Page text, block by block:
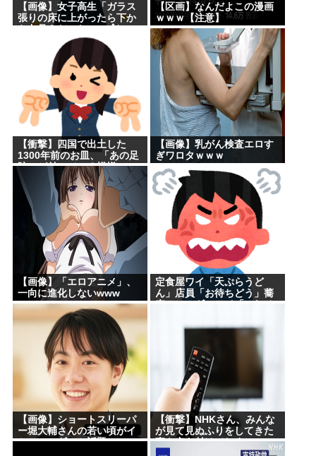
【画像】女子高生「ガラス
張りの床に上がったら下か
ら丸見えだったｗ」ﾊﾟｼｬ
【区画】なんだよこの漫画
ｗｗｗ【注意】
【衝撃】四国で出土した
1300年前のお皿、「あの足
跡」が付いている模様www
【画像】乳がん検査エロす
ぎワロタｗｗｗ
【画像】「エロアニメ」、
一向に進化しないwww
定食屋ワイ「天ぷらうど
ん」店員「お待ちどう」蕎
麦アレルギーワイ「これそ
初に言わなかったワイが悪
【画像】ショートスリーパ
ー堀大輔さんの若い頃がイ
ケメンスギルと話題にwww
【衝撃】NHKさん、みんな
が見て見ぬふりをしてきた
事を突き付けてしま
う･･････････！！